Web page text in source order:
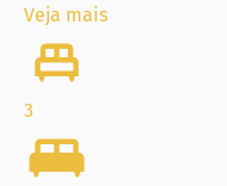
Veja mais
3